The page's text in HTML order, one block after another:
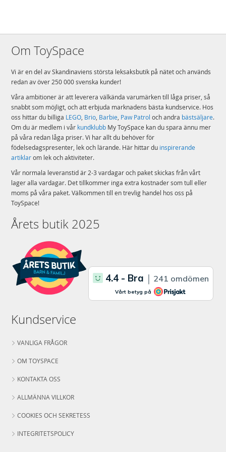
Om ToySpace
Vi är en del av Skandinaviens största leksaksbutik på nätet och används
redan av över 250 000 svenska kunder!
Våra ambitioner är att leverera välkända varumärken till låga priser, så
snabbt som möjligt, och att erbjuda marknadens bästa kundservice. Hos
oss hittar du billiga LEGO, Brio, Barbie, Paw Patrol och andra bästsäljare.
Om du är medlem i vår kundklubb My ToySpace kan du spara ännu mer
på våra redan låga priser. Vi har allt du behöver för
födelsedagspresenter, lek och lärande. Här hittar du inspirerande
artiklarom lek och aktiviteter.
Vår normala leveranstid är 2-3 vardagar och paket skickas från vårt
lager alla vardagar. Det tillkommer inga extra kostnader som tull eller
moms på våra paket. Välkommen till en trevlig handel hos oss på
ToySpace!
Årets butik 2025
Kundservice
VANLIGA FRÅGOR
OM TOYSPACE
KONTAKTA OSS
ALLMÄNNA VILLKOR
COOKIES OCH SEKRETESS
INTEGRITETSPOLICY